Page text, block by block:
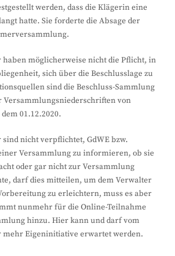
werden, dass die Klägerin eine
hatte. Sie forderte die Absage der
möglicherweise nicht die Pflicht, in
sich über die Beschlusslage zu
sind die Beschluss-Sammlung
Versammlungsniederschriften von
01.12.2020.
nicht verpflichtet, GdWE bzw.
Versammlung zu informieren, ob sie
oder gar nicht zur Versammlung
darf dies mitteilen, um dem Verwalter
zu erleichtern, muss es aber
nunmehr für die Online-Teilnahme
hinzu. Hier kann und darf vom
mehr Eigeninitiative erwartet werden.